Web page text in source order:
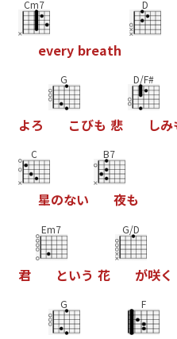
Cm7
every breath
D
よろ
G
こびも 悲
D/F#
しみ
C
星のない
B7
夜も
君
Em7
という 花
G/D
が咲く
G F